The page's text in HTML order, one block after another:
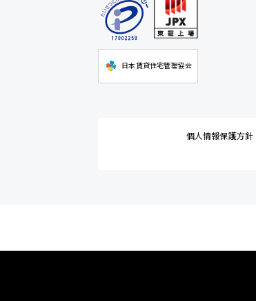
日本賃貸住宅管理協会
個人情報保護方針